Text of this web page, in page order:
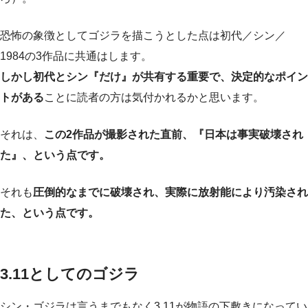
恐怖の象徴としてゴジラを描こうとした点は初代／シン／
1984の3作品に共通はします。
しかし初代とシン『だけ』が共有する重要で、決定的なポイン
トがあることに読者の方は気付かれるかと思います。
それは、
この2作品が撮影された直前、『日本は事実破壊され
た』、という点です。
それも圧倒的なまでに破壊され、実際に放射能により汚染され
た、という点です。
3.11としてのゴジラ